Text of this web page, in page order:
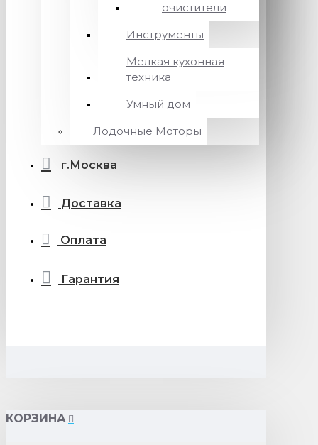
очистители
Инструменты
Мелкая кухонная
техника
Умный дом
Лодочные Моторы
г.Москва
Доставка
Оплата
Гарантия
КОРЗИНА